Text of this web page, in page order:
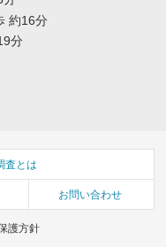
約16分
分
査とは
お問い合わせ
護方針